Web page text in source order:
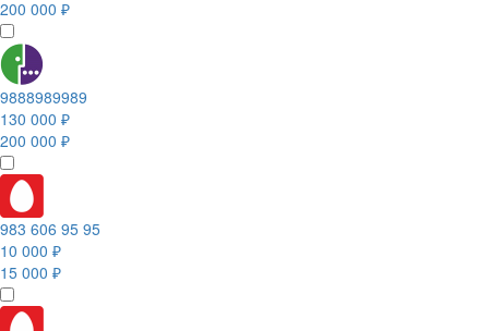
200 000 ₽
9888989989
130 000 ₽
200 000 ₽
983 606 95 95
10 000 ₽
15 000 ₽